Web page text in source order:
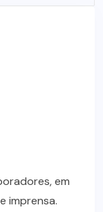
em
imprensa.